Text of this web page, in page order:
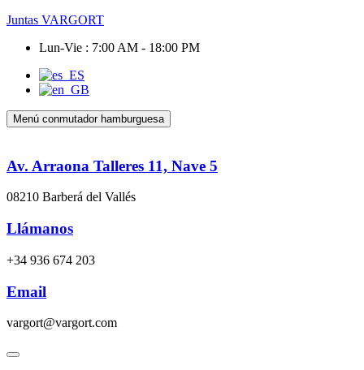
Juntas VARGORT
Lun-Vie : 7:00 AM - 18:00 PM
Menú conmutador hamburguesa
Av. Arraona Talleres 11, Nave 5
08210 Barberá del Vallés
Llámanos
+34 936 674 203
Email
vargort@vargort.com